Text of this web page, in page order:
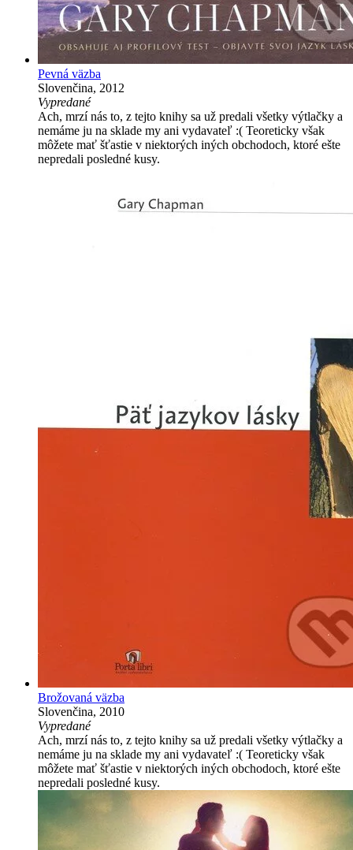
Pevná väzba
Slovenčina, 2012
Vypredané
Ach, mrzí nás to, z tejto knihy sa už predali všetky výtlačky a
nemáme ju na sklade my ani vydavateľ :( Teoreticky však
môžete mať šťastie v niektorých iných obchodoch, ktoré ešte
nepredali posledné kusy.
Brožovaná väzba
Slovenčina, 2010
Vypredané
Ach, mrzí nás to, z tejto knihy sa už predali všetky výtlačky a
nemáme ju na sklade my ani vydavateľ :( Teoreticky však
môžete mať šťastie v niektorých iných obchodoch, ktoré ešte
nepredali posledné kusy.